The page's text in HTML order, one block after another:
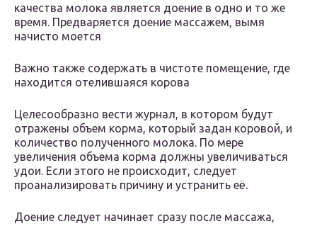
качества молока является доение в одно и то же
время. Предваряется доение массажем, вымя
начисто моется
Важно также содержать в чистоте помещение, где
находится отелившаяся корова
Целесообразно вести журнал, в котором будут
отражены объем корма, который задан коровой, и
количество полученного молока. По мере
увеличения объема корма должны увеличиваться
удои. Если этого не происходит, следует
проанализировать причину и устранить её.
Доение следует начинает сразу после массажа,